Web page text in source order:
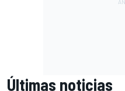
Últimas noticias